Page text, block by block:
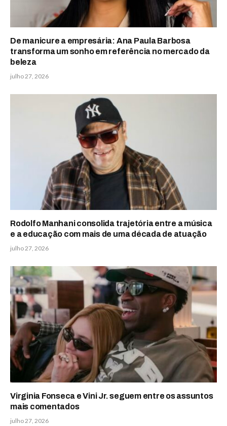
De manicure a empresária: Ana Paula Barbosa
transforma um sonho em referência no mercado da
beleza
julho 27, 2026
Rodolfo Manhani consolida trajetória entre a música
e a educação com mais de uma década de atuação
julho 27, 2026
Virginia Fonseca e Vini Jr. seguem entre os assuntos
mais comentados
julho 27, 2026